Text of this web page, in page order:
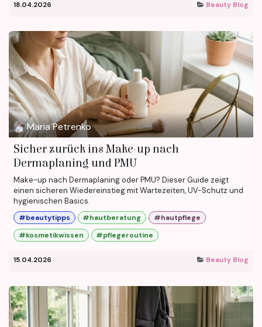
18.04.2026 Beauty Blog
Maria Petrenko
Sicher zurück ins Make-up nach
Dermaplaning und PMU
Make-up nach Dermaplaning oder PMU? Dieser Guide zeigt
einen sicheren Wiedereinstieg mit Wartezeiten, UV-Schutz und
hygienischen Basics.
#beautytipps #hautberatung
#hautpflege
#kosmetikwissen
#pflegeroutine
15.04.2026 Beauty Blog